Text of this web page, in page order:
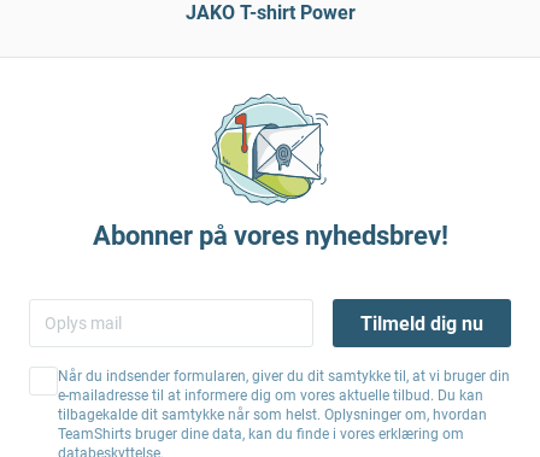
JAKO T-shirt Power
Abonner på vores nyhedsbrev!
Tilmeld dig nu
Når du indsender formularen, giver du dit samtykke til, at vi bruger din
e-mailadresse til at informere dig om vores aktuelle tilbud. Du kan
tilbagekalde dit samtykke når som helst. Oplysninger om, hvordan
TeamShirts bruger dine data, kan du finde i vores erklæring om
databeskyttelse.